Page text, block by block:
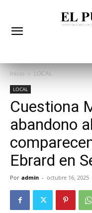
Inicio LOCAL
LOCAL
Cuestiona
abandono
Ebrard en
Por admin - octubre 16, 2025